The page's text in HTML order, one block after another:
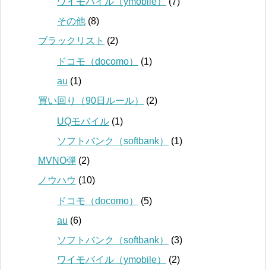
その他 (8)
ブラックリスト (2)
ドコモ（docomo）
(1)
au (1)
買い回り（90日ルール）
(2)
UQモバイル (1)
ソフトバンク（softbank）
(1)
MVNO弾 (2)
ノウハウ (10)
ドコモ（docomo）
(5)
au (6)
ソフトバンク（softbank）
(3)
ワイモバイル（ymobile）
(2)